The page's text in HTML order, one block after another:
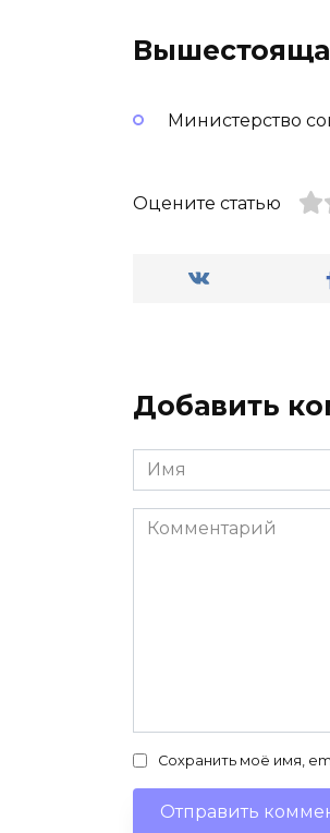
Министерство
Оцените статью
Добавить
Имя
*
Комментарий
Сохранить моё имя,